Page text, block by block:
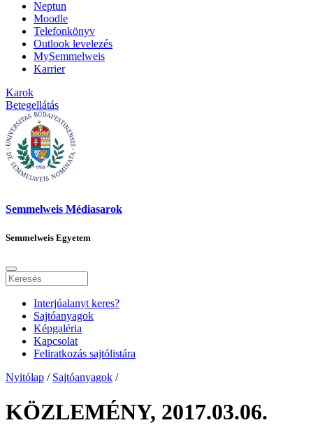
Neptun
Moodle
Telefonkönyv
Outlook levelezés
MySemmelweis
Karrier
Karok
Betegellátás
Semmelweis Médiasarok
Semmelweis Egyetem
Interjúalanyt keres?
Sajtóanyagok
Képgaléria
Kapcsolat
Feliratkozás sajtólistára
Nyitólap / Sajtóanyagok /
KÖZLEMÉNY, 2017.03.06.